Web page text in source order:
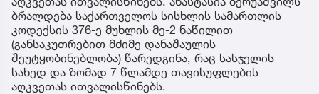
ბრალდება საქართველოს სისხლის სამართლის
კოდექსის 376-ე მუხლის მე-2 ნაწილით
(განსაკუთრებით მძიმე დანაშაულის
შეუტყობინებლობა) წარედგინა, რაც სასჯელის
სახედ და ზომად 7 წლამდე თავისუფლების
აღკვეთას ითვალისწინებს.